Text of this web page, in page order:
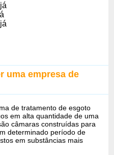
uma empresa de
de tratamento de esgoto
em alta quantidade de uma
câmaras construídas para
determinado período de
em substâncias mais